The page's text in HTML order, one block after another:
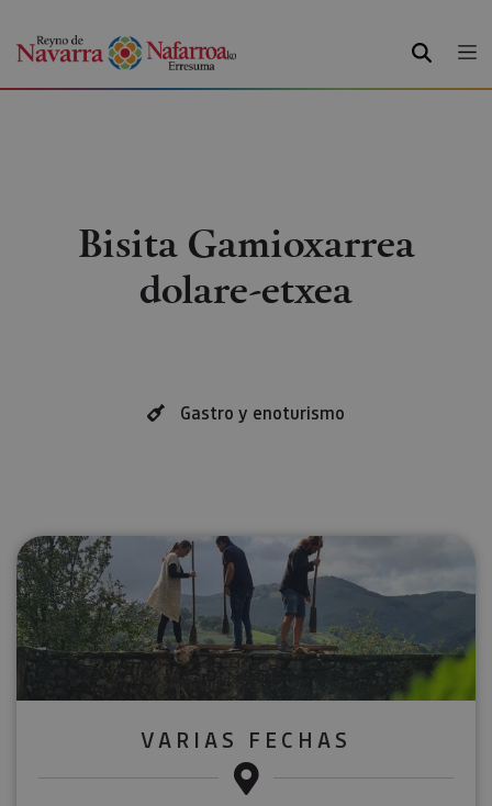
BILATU
Bisita Gamioxarrea
dolare-etxea
Gastro y enoturismo
VARIAS FECHAS